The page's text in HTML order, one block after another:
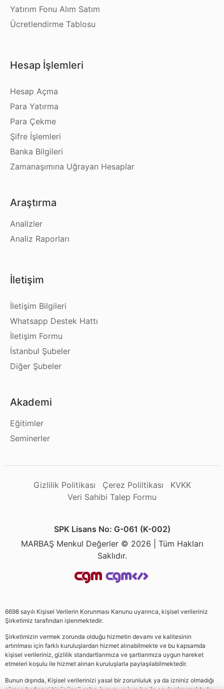
Yatırım Fonu Alım Satım
Ücretlendirme Tablosu
Hesap İşlemleri
Hesap Açma
Para Yatırma
Para Çekme
Şifre İşlemleri
Banka Bilgileri
Zamanaşımına Uğrayan Hesaplar
Araştırma
Analizler
Analiz Raporları
İletişim
İletişim Bilgileri
Whatsapp Destek Hattı
İletişim Formu
İstanbul Şubeler
Diğer Şubeler
Akademi
Eğitimler
Seminerler
Gizlilik Politikası Çerez Poliltikası
KVKK
Veri Sahibi Talep Formu
SPK Lisans No: G-061 (K-002)
MARBAŞ Menkul Değerler © 2026 | Tüm Hakları
Saklıdır.
6698 sayılı Kişisel Verilerin Korunması Kanunu uyarınca, kişisel verileriniz
Şirketimiz tarafından işlenmektedir.
Şirketimizin vermek zorunda olduğu hizmetin devamı ve kalitesinin
artırılması için farklı kuruluşlardan hizmet alınabilmekte ve bu kapsamda
kişisel verileriniz, gizlilik standartlarımıza ve şartlarımıza uygun hareket
etmeleri koşulu ile hizmet alınan kuruluşlarla paylaşılabilmektedir.
Bunun dışında, Kişisel verilerinizi yasal bir zorunluluk ya da izniniz olmadığı